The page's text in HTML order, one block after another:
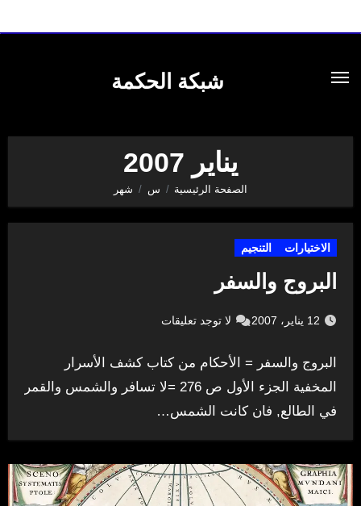
شبكة الحكمة
يناير 2007
الصفحة الرئيسية س شهر
الاختيارات التنجيم
البروج والسفر
12 يناير، 2007 لا توجد تعليقات
البروج والسفر = الأحكام من كتاب كشف الأسرار
المخفية الجزء الأول ص 276 =لا تسافر والشمس والقمر
في الطالع, فان كانت الشمس…